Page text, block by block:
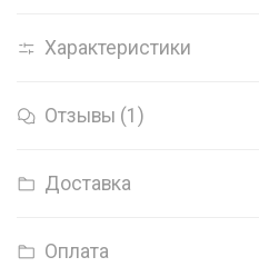
Характеристики
Отзывы (1)
Доставка
Оплата